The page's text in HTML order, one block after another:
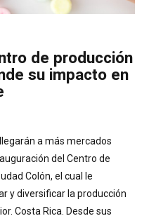
de producción
su impacto en
a más mercados
del Centro de
Colón, el cual le
y diversificar la producción
Costa Rica. Desde sus